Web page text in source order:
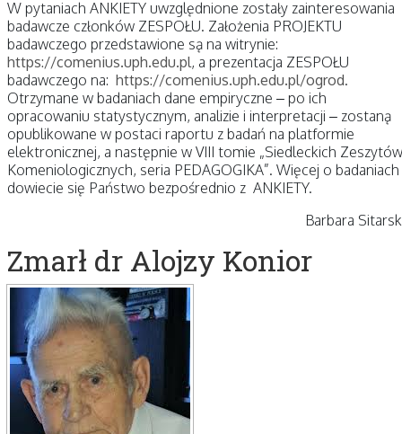
W pytaniach ANKIETY uwzględnione zostały zainteresowania
badawcze członków ZESPOŁU. Założenia PROJEKTU
badawczego przedstawione są na witrynie:
https://comenius.uph.edu.pl, a prezentacja ZESPOŁU
badawczego na: https://comenius.uph.edu.pl/ogrod.
Otrzymane w badaniach dane empiryczne – po ich
opracowaniu statystycznym, analizie i interpretacji – zostaną
opublikowane w postaci raportu z badań na platformie
elektronicznej, a następnie w VIII tomie „Siedleckich Zeszytów
Komeniologicznych, seria PEDAGOGIKA”. Więcej o badaniach
dowiecie się Państwo bezpośrednio z ANKIETY.
Barbara
Zmarł dr Alojzy Konior